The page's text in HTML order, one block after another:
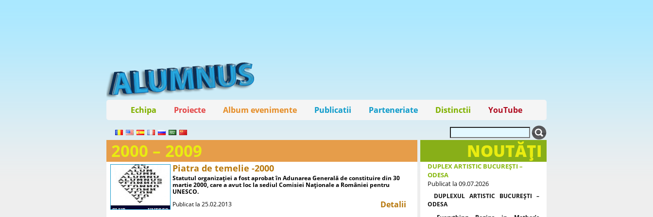
Echipa Proiecte Album evenimente Publicatii Parteneriate Distinctii YouTube
2000 – 2009
Piatra de temelie -2000
Statutul organizației a fost aprobat în Adunarea Generală de constituire din 30
martie 2000, care a avut loc la sediul Comisiei Naționale a României pentru
UNESCO.
Detalii
Publicat la 25.02.2013
NOUTĂŢI
DUPLEX ARTISTIC BUCUREȘTI –
ODESA
Publicat la 09.07.2026
DUPLEXUL ARTISTIC BUCUREȘTI –
ODESA